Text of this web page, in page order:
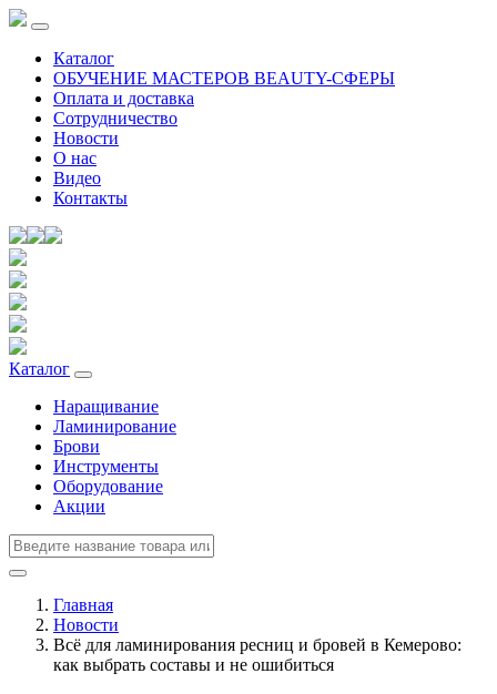
Каталог
ОБУЧЕНИЕ МАСТЕРОВ BEAUTY-СФЕРЫ
Оплата и доставка
Сотрудничество
Новости
О нас
Видео
Контакты
Каталог
Наращивание
Ламинирование
Брови
Инструменты
Оборудование
Акции
Главная
Новости
Всё для ламинирования ресниц и бровей в Кемерово:
как выбрать составы и не ошибиться